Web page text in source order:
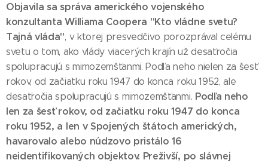
Objavila sa správa amerického vojenského
konzultanta Williama Coopera "Kto vládne svetu?
Tajná vláda", v ktorej presvedčivo porozprával celému
svetu o tom, ako vlády viacerých krajín už desaťročia
spolupracujú s mimozemšťanmi. Podľa neho nielen za šesť
rokov, od začiatku roku 1947 do konca roku 1952, ale
desaťročia spolupracujú s mimozemšťanmi. Podľa neho
len za šesť rokov, od začiatku roku 1947 do konca
roku 1952, a len v Spojených štátoch amerických,
havarovalo alebo núdzovo pristálo 16
neidentifikovaných objektov. Preživší, po slávnej